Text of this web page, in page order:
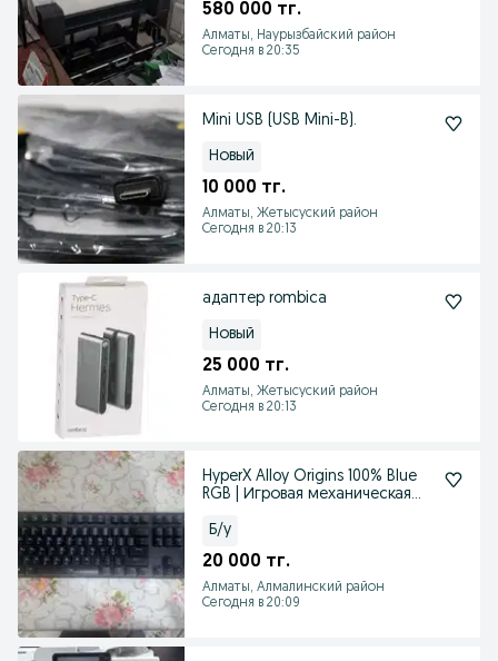
580 000 тг.
Алматы, Наурызбайский район
Сегодня в 20:35
Mini USB (USB Mini-B).
Новый
10 000 тг.
Алматы, Жетысуский район
Сегодня в 20:13
адаптер rombica
Новый
25 000 тг.
Алматы, Жетысуский район
Сегодня в 20:13
HyperX Alloy Origins 100% Blue
RGB | Игровая механическая
Б/у
20 000 тг.
Алматы, Алмалинский район
Сегодня в 20:09